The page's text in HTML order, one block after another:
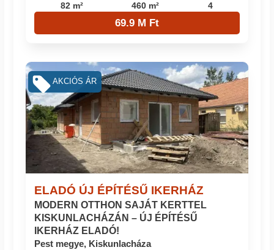
82 m² 460 m² 4
69.9 M Ft
ELADÓ ÚJ ÉPÍTÉSŰ IKERHÁZ
MODERN OTTHON SAJÁT KERTTEL
KISKUNLACHÁZÁN – ÚJ ÉPÍTÉSŰ
IKERHÁZ ELADÓ!
Pest megye, Kiskunlacháza
AKCIÓS ÁR